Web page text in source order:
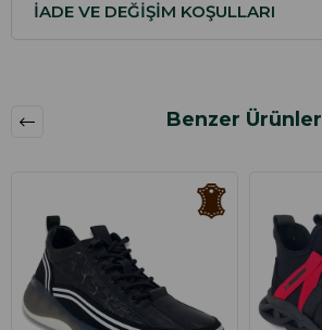
İADE VE DEĞIŞIM KOŞULLARI
Benzer Ürünler